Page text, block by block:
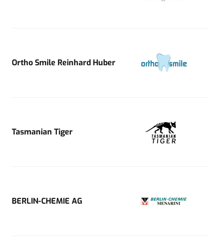
Ortho Smile Reinhard Huber
Tasmanian Tiger
BERLIN-CHEMIE AG